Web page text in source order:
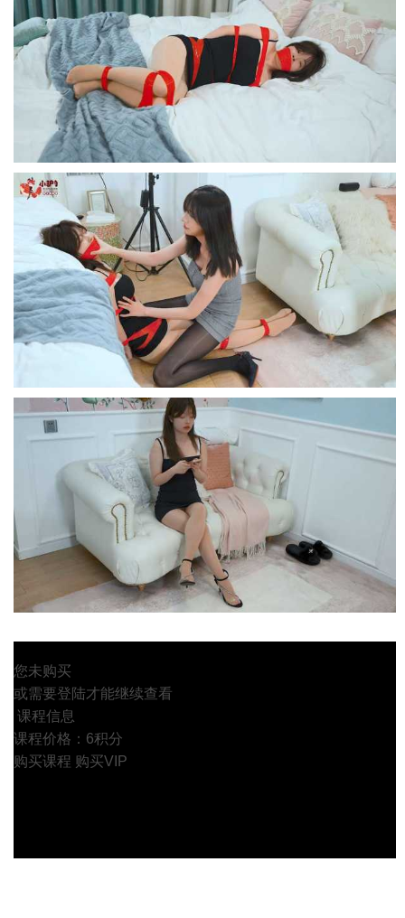
您未购买
或需要登陆才能继续查看
课程信息
课程价格：6积分
购买课程 购买VIP